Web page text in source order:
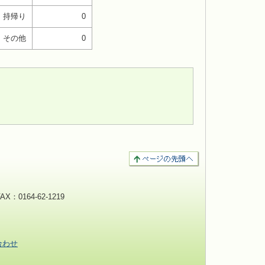
持帰り 0
その他 0
：0164-62-1219
わせ